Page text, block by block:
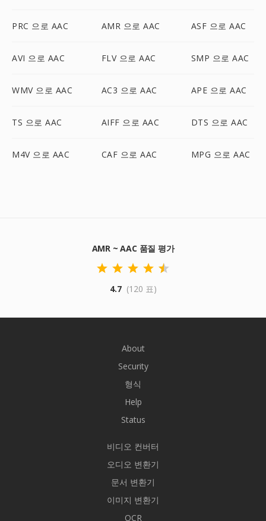
PRC 으로 AAC AMR 으로 AAC ASF 으로 AAC
AVI 으로 AAC FLV 으로 AAC SMP 으로 AAC
WMV 으로 AAC AC3 으로 AAC APE 으로 AAC
TS 으로 AAC AIFF 으로 AAC DTS 으로 AAC
M4V 으로 AAC CAF 으로 AAC MPG 으로 AAC
AMR ~ AAC 품질 평가
4.7 (120 표)
About
Security
형식
Help
Status
비디오 컨버터
오디오 변환기
문서 변환기
이미지 변환기
OCR